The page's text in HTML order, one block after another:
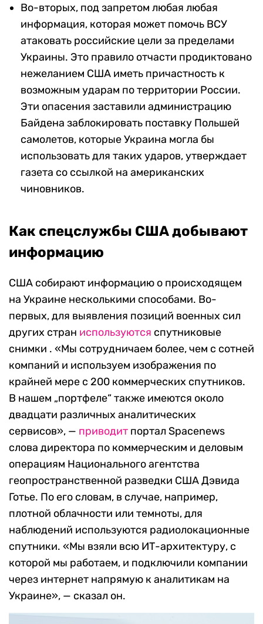
Во-вторых, под запретом любая любая
информация, которая может помочь ВСУ
атаковать российские цели за пределами
Украины. Это правило отчасти продиктовано
нежеланием США иметь причастность к
возможным ударам по территории России.
Эти опасения заставили администрацию
Байдена заблокировать поставку Польшей
самолетов, которые Украина могла бы
использовать для таких ударов, утверждает
газета со ссылкой на американских
чиновников.
Как спецслужбы США добывают
информацию
США собирают информацию о происходящем
на Украине несколькими способами. Во-
первых, для выявления позиций военных сил
других стран используются спутниковые
снимки . «Мы сотрудничаем более, чем с сотней
компаний и используем изображения по
крайней мере с 200 коммерческих спутников.
В нашем „портфеле“ также имеются около
двадцати различных аналитических
сервисов», — приводит портал Spacenews
слова директора по коммерческим и деловым
операциям Национального агентства
геопространственной разведки США Дэвида
Готье. По его словам, в случае, например,
плотной облачности или темноты, для
наблюдений используются радиолокационные
спутники. «Мы взяли всю ИТ-архитектуру, с
которой мы работаем, и подключили компании
через интернет напрямую к аналитикам на
Украине», — сказал он.